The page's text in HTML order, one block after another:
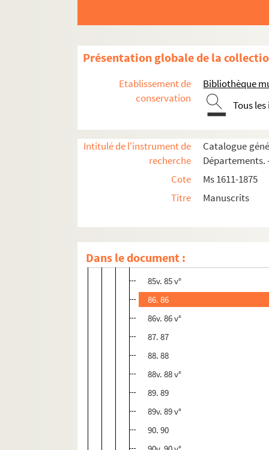
Présentation globale de la
Etablissement de
conservation
Bibliothèque
Tous
Intitulé de l'instrument de
recherche
Catalogue
Départements.
Cote
Ms 1611-1875
Titre
Manuscrits
Dans le document :
79v. 79 v°
80v. 80 v°
82. 82
85. 85
85v. 85 v°
86. 86
86v. 86 v°
87. 87
88. 88
88v. 88 v°
89. 89
89v. 89 v°
90. 90